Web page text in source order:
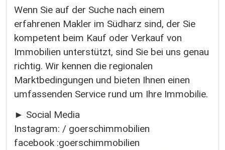
Wenn Sie auf der Suche nach einem
erfahrenen Makler im Südharz sind, der Sie
kompetent beim Kauf oder Verkauf von
Immobilien unterstützt, sind Sie bei uns genau
richtig. Wir kennen die regionalen
Marktbedingungen und bieten Ihnen einen
umfassenden Service rund um Ihre Immobilie.
► Social Media
Instagram: / goerschimmobilien
facebook :goerschimmobilien